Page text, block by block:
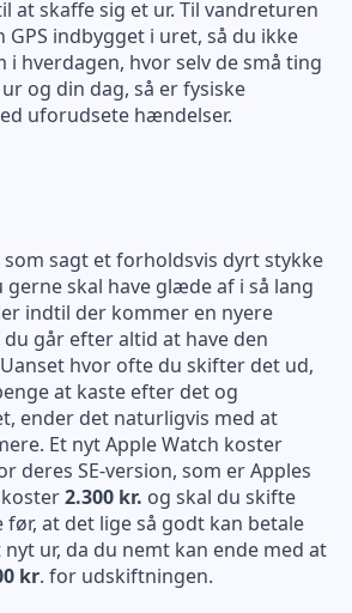
at skaffe sig et ur. Til vandreturen
GPS indbygget i uret, så du ikke
i hverdagen, hvor selv de små ting
og din dag, så er fysiske
uforudsete hændelser.
som sagt et forholdsvis dyrt stykke
skal have glæde af i så lang
indtil der kommer en nyere
går efter altid at have den
hvor ofte du skifter det ud,
at kaste efter det og
ender det naturligvis med at
Et nyt Apple Watch koster
deres SE-version, som er Apples
2.300 kr. og skal du skifte
at det lige så godt kan betale
ur, da du nemt kan ende med at
kr. for udskiftningen.